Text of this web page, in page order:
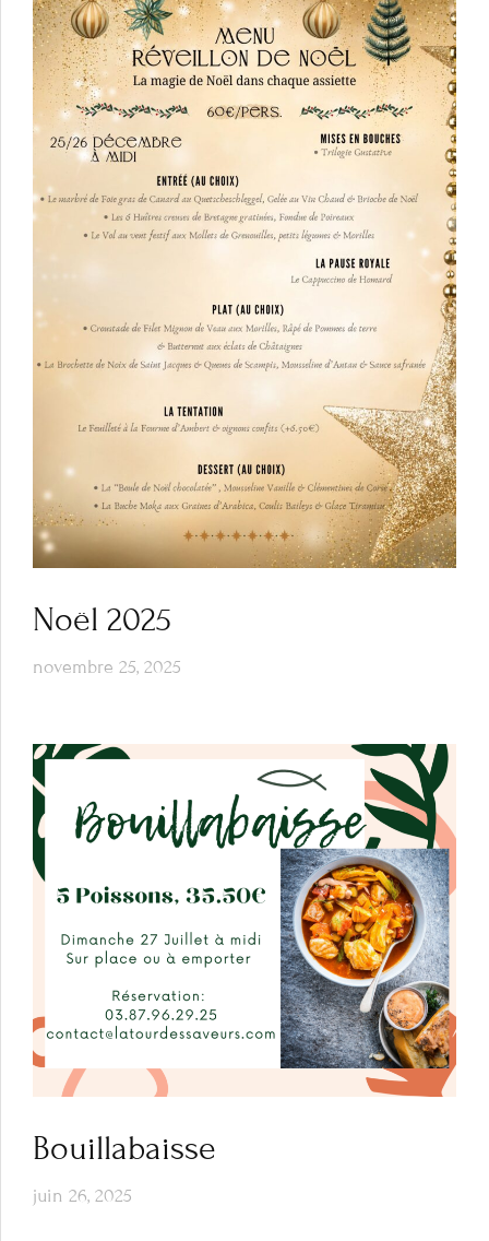
Noël 2025
novembre 25, 2025
Bouillabaisse
juin 26, 2025